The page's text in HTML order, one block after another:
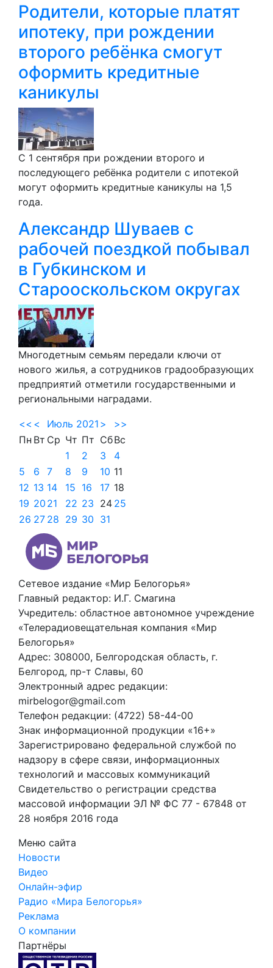
Родители, которые платят
ипотеку, при рождении
второго ребёнка смогут
оформить кредитные
каникулы
С 1 сентября при рождении второго и
последующего ребёнка родители с ипотекой
могут оформить кредитные каникулы на 1,5
года.
Александр Шуваев с
рабочей поездкой побывал
в Губкинском и
Старооскольском округах
Многодетным семьям передали ключи от
нового жилья, а сотрудников градообразующих
предприятий отметили государственными и
региональными наградами.
<< < Июль 2021 >
>>
Пн Вт Ср Чт Пт СбВс
1
2 3
4
5
6 7 8 9 10 11
12 13 14 15 16 17 18
19 20 21 22 23 24 25
26 27 28 29 30 31
Сетевое издание «Мир Белогорья»
Главный редактор: И.Г. Смагина
Учредитель: областное автономное учреждение
«Телерадиовещательная компания «Мир
Белогорья»
Адрес: 308000, Белгородская область, г.
Белгород, пр-т Славы, 60
Электронный адрес редакции:
mirbelogor@gmail.com
Телефон редакции: (4722) 58-44-00
Знак информационной продукции «16+»
Зарегистрировано федеральной службой по
надзору в сфере связи, информационных
технологий и массовых коммуникаций
Свидетельство о регистрации средства
массовой информации ЭЛ № ФС 77 - 67848 от
28 ноября 2016 года
Меню сайта
Новости
Видео
Онлайн-эфир
Радио «Мира Белогорья»
Реклама
О компании
Партнёры